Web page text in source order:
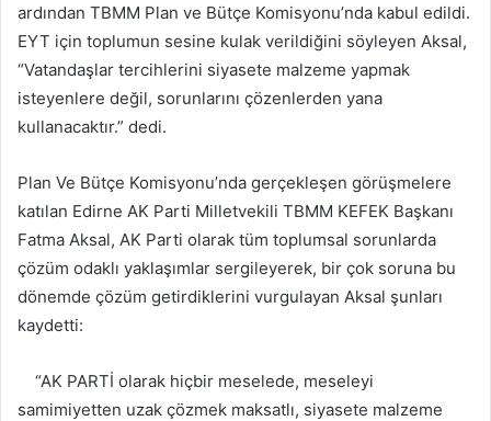
ardından TBMM Plan ve Bütçe Komisyonu’nda kabul edildi.
EYT için toplumun sesine kulak verildiğini söyleyen Aksal,
“Vatandaşlar tercihlerini siyasete malzeme yapmak
isteyenlere değil, sorunlarını çözenlerden yana
kullanacaktır.” dedi.
Plan Ve Bütçe Komisyonu’nda gerçekleşen görüşmelere
katılan Edirne AK Parti Milletvekili TBMM KEFEK Başkanı
Fatma Aksal, AK Parti olarak tüm toplumsal sorunlarda
çözüm odaklı yaklaşımlar sergileyerek, bir çok soruna bu
dönemde çözüm getirdiklerini vurgulayan Aksal şunları
kaydetti:
“AK PARTİ olarak hiçbir meselede, meseleyi
samimiyetten uzak çözmek maksatlı, siyasete malzeme